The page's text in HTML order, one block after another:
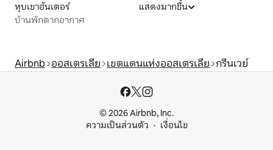
หุบเขาฮันเตอร์
บ้านพักตากอากาศ
แสดงมากขึ้น
Airbnb ออสเตรเลีย เขตแดนแห่งออสเตรเลีย กรีนเวย์
© 2026 Airbnb, Inc.
ความเป็นส่วนตัว
เงื่อนไข